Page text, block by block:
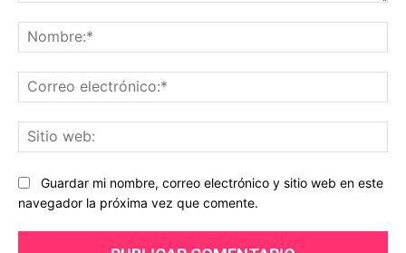
Guardar mi nombre, correo electrónico y sitio web en este
navegador la próxima vez que comente.